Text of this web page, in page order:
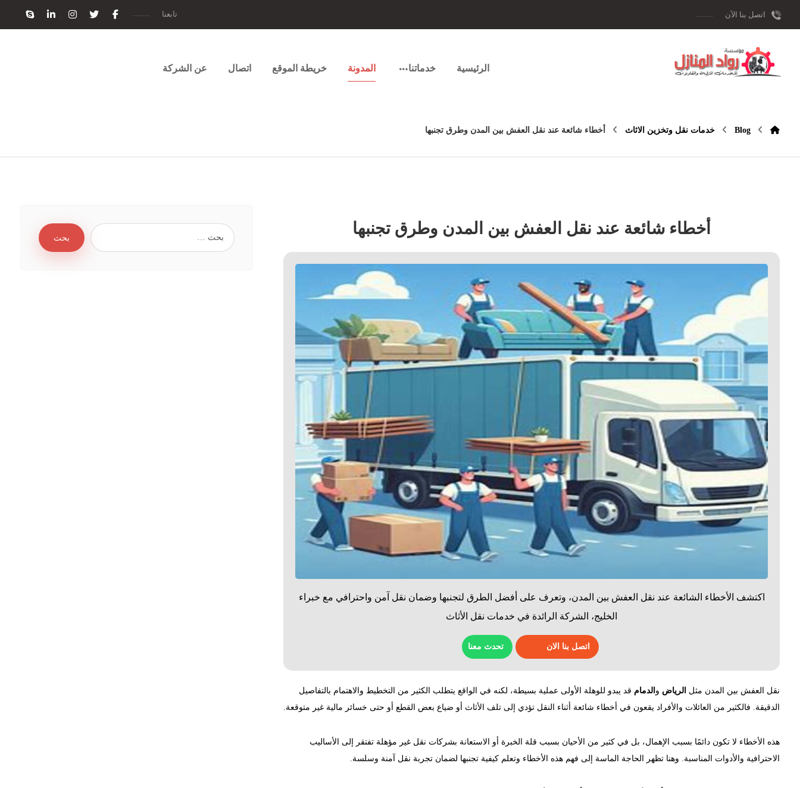
اتصل بنا الآن تابعنا
الرئيسية خدماتنا المدونة خريطة الموقع اتصال عن الشركة
Blog خدمات نقل وتخزين الاثاث أخطاء شائعة عند نقل العفش بين المدن وطرق تجنبها
أخطاء شائعة عند نقل العفش بين المدن وطرق تجنبها
اكتشف الأخطاء الشائعة عند نقل العفش بين المدن، وتعرف على أفضل الطرق لتجنبها وضمان نقل آمن واحترافي مع خبراء
الخليج، الشركة الرائدة في خدمات نقل الأثاث
اتصل بنا الان تحدث معنا
نقل العفش بين المدن مثل الرياض و الدمام قد يبدو للوهلة الأولى عملية بسيطة، لكنه في الواقع يتطلب الكثير من التخطيط والاهتمام بالتفاصيل
الدقيقة. فالكثير من العائلات والأفراد يقعون في أخطاء شائعة أثناء النقل تؤدي إلى تلف الأثاث أو ضياع بعض القطع أو حتى خسائر مالية غير متوقعة.
هذه الأخطاء لا تكون دائمًا بسبب الإهمال، بل في كثير من الأحيان بسبب قلة الخبرة أو الاستعانة بشركات نقل غير مؤهلة تفتقر إلى الأساليب
الاحترافية والأدوات المناسبة. وهنا تظهر الحاجة الماسة إلى فهم هذه الأخطاء وتعلم كيفية تجنبها لضمان تجربة نقل آمنة وسلسة.